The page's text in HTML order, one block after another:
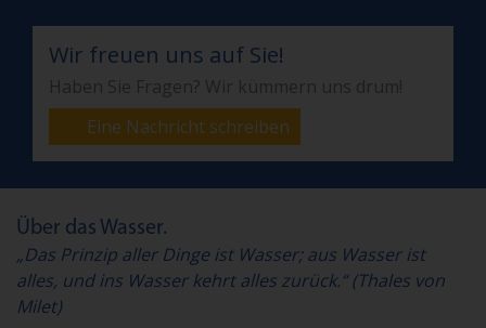
Wir freuen uns auf Sie!
Eine Nachricht schreiben
Über das Wasser.
„Das Prinzip aller Dinge ist Wasser; aus Wasser ist
alles, und ins Wasser kehrt alles zurück.“ (Thales von
Milet)